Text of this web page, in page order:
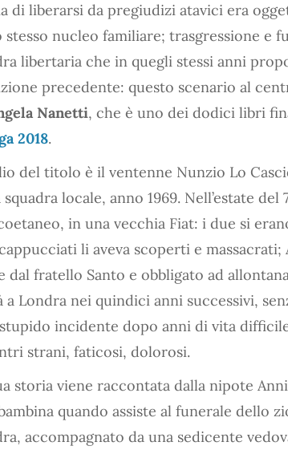
di liberarsi da pregiudizi atavici era
stesso nucleo familiare; trasgressione e
libertaria che in quegli stessi anni
precedente: questo scenario al
Nanetti, che è uno dei dodici libri
2018.
del titolo è il ventenne Nunzio Lo
squadra locale, anno 1969. Nell’estate
in una vecchia Fiat: i due si
li aveva scoperti e
dal fratello Santo e obbligato ad
a Londra nei quindici anni successivi,
incidente dopo anni di vita
strani, faticosi, dolorosi.
storia viene raccontata dalla nipote
quando assiste al funerale dello
accompagnato da una sedicente